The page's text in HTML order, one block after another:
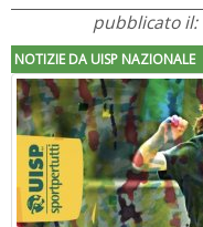
pubblicato il:
NOTIZIE DA UISP NAZIONALE